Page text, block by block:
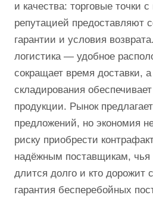
и качества: торговые точки
репутацией предоставляют
гарантии и условия
логистика — удобное
сокращает время доставки,
складирования
продукции. Рынок
предложений, но экономия
риску приобрести
надёжным поставщикам, чья
длится долго и кто дорожит
гарантия бесперебойных